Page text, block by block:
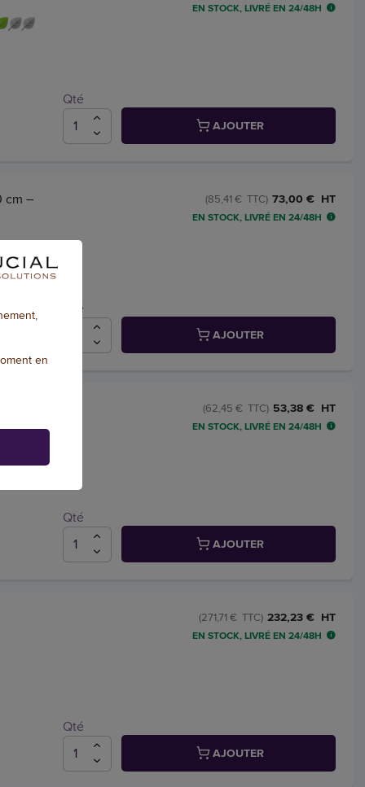
EN STOCK, LIVRÉ EN 24/48H
Qté
AJOUTER
cm – 73,00 € HT
(85,41 € TTC)
EN STOCK, LIVRÉ EN 24/48H
Qté
AJOUTER
53,38 € HT
(62,45 € TTC)
EN STOCK, LIVRÉ EN 24/48H
Qté
AJOUTER
232,23 € HT
(271,71 € TTC)
EN STOCK, LIVRÉ EN 24/48H
Qté
AJOUTER
en